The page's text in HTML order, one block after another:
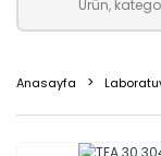
Anasayfa